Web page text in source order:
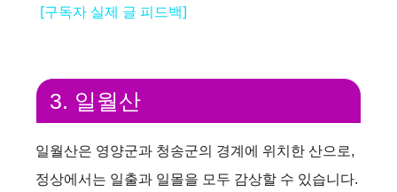
V
[구독자 실제 글 피드백]
3. 일월산
일월산은 영양군과 청송군의 경계에 위치한 산으로,
정상에서는 일출과 일몰을 모두 감상할 수 있습니다.